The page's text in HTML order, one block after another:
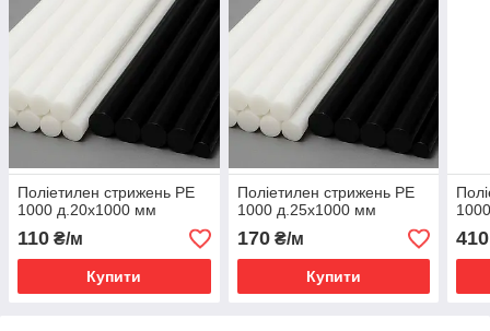
Поліетилен стрижень РЕ
1000 д.20х1000 мм
110 ₴/м
Купити
Поліетилен стрижень РЕ
1000 д.25х1000 мм
170₴/м
Купити
410